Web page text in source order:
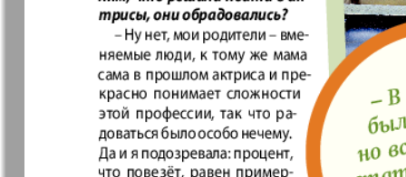
55
61
Ваша газета Версия
Вечное
сокровище
Восточная
Германия